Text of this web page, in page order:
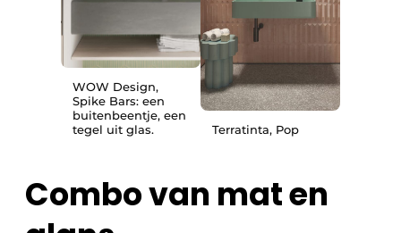
WOW Design,
Spike Bars: een
buitenbeentje, een
tegel uit glas.
Terratinta, Pop
Combo van mat en